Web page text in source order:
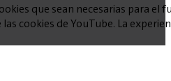
que sean necesarias para
cookies de YouTube. La